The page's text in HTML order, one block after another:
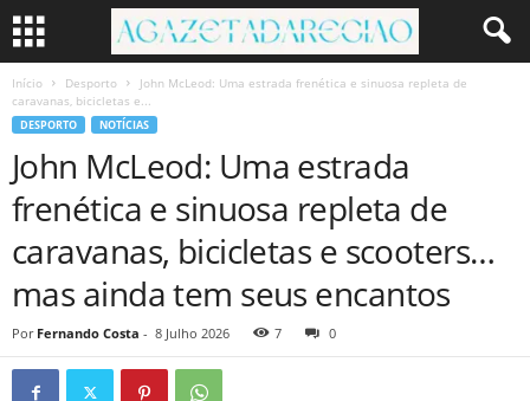
Início Desporto
John McLeod: Uma estrada frenética e sinuosa repleta de
caravanas, bicicletas e...
DESPORTO NOTÍCIAS
John McLeod: Uma estrada
frenética e sinuosa repleta de
caravanas, bicicletas e scooters…
mas ainda tem seus encantos
Por Fernando Costa - 8 Julho 2026 7 0